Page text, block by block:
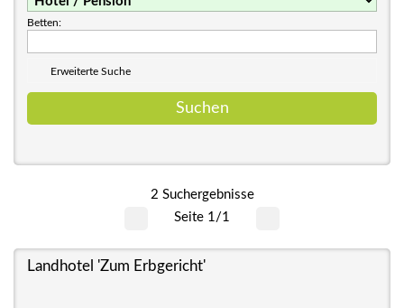
Betten:
Erweiterte Suche
2 Suchergebnisse
Seite 1/1
Landhotel 'Zum Erbgericht'